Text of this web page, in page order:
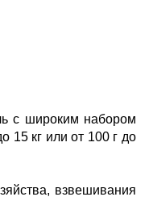
с широким набором
15 кг или от 100 г до
взвешивания